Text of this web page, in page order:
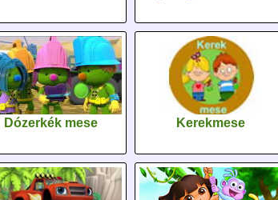
Dózerkék mese Kerekmese